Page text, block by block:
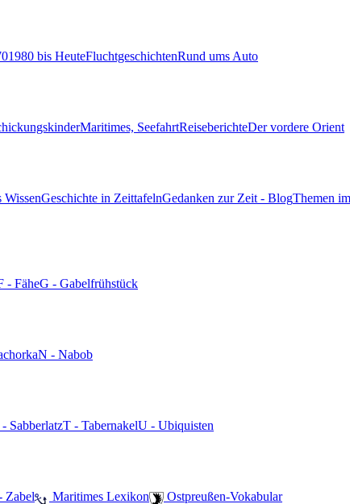
1980 bis HeuteFluchtgeschichtenRund ums Auto
Maritimes, SeefahrtReiseberichteDer vordere Orient
WissenGeschichte in ZeittafelnGedanken zur Zeit - BlogThemen
- FäheG - Gabelfrühstück
N - Nabob
- SabberlatzT - TabernakelU - Ubiquisten
Zabel ️ Maritimes Lexikon ️ Ostpreußen-Vokabular